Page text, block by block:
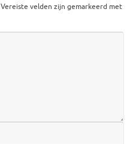
Vereiste velden zijn gemarkeerd met